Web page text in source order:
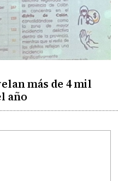
más de 4 mil
año